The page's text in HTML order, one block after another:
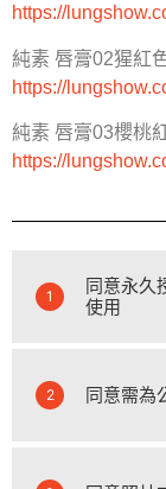
https://
純素 唇膏02猩紅
https://
純素 唇膏03櫻桃
https://
1
同意永久
使用
2 同意需為